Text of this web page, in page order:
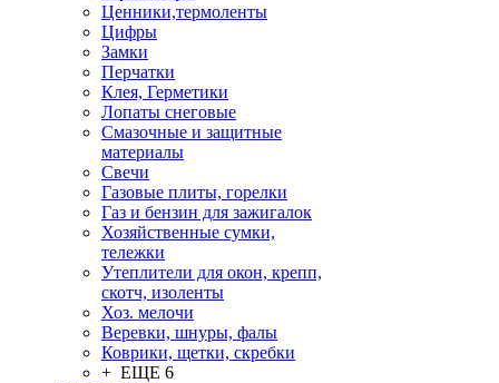
Ценники,термоленты
Цифры
Замки
Перчатки
Клея, Герметики
Лопаты снеговые
Смазочные и защитные
материалы
Свечи
Газовые плиты, горелки
Газ и бензин для зажигалок
Хозяйственные сумки,
тележки
Утеплители для окон, крепп,
скотч, изоленты
Хоз. мелочи
Веревки, шнуры, фалы
Коврики, щетки, скребки
+ ЕЩЕ 6